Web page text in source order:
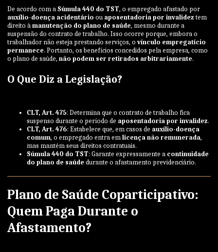
De acordo com a Súmula 440 do TST, o empregado afastado por
auxílio-doença acidentário ou aposentadoria por invalideztem
direito àmanutenção do plano de saúde, mesmo durante a
suspensão do contrato de trabalho. Isso ocorre porque, embora o
trabalhador não esteja prestando serviços, ovínculo empregatício
permanece. Portanto, os benefícios concedidos pela empresa, como
o plano de saúde, não podem ser retirados arbitrariamente.
O Que Diz a Legislação?
CLT, Art. 475: Determina que o contrato de trabalho fica
suspenso durante o período de aposentadoria por invalidez.
CLT, Art. 476: Estabelece que, em casos de auxílio-doença
comum, o empregado entra emlicença não remunerada,
mas mantém seus direitos contratuais.
Súmula 440 do TST: Garante expressamente a continuidade
do plano de saúde durante o afastamento previdenciário.
Plano de Saúde Coparticipativo:
Quem Paga Durante o
Afastamento?